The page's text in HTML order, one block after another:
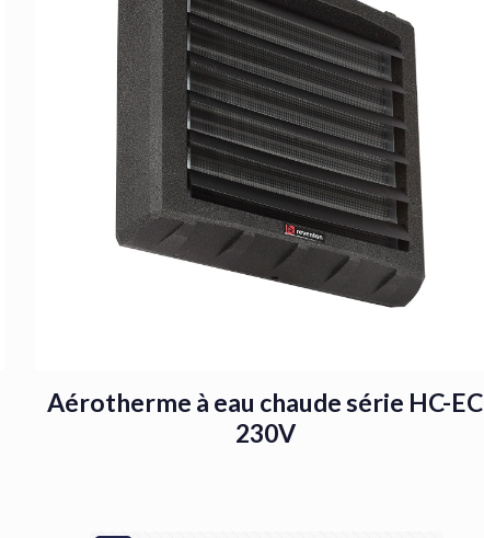
Aérotherme à eau chaude série HC-EC
230V